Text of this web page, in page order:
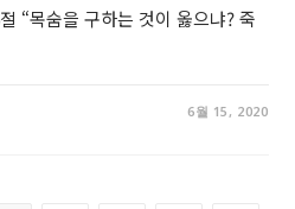
“목숨을 구하는 것이 옳으냐? 죽
6월 15, 2020